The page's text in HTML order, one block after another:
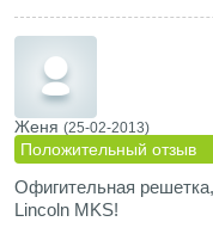
Женя (25-02-2013)
Положительный отзыв
Офигительная
Lincoln MKS!